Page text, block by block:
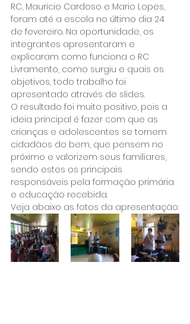
RC, Mauricio Cardoso e Mario Lopes,
foram até a escola no último dia 24
de fevereiro. Na oportunidade, os
integrantes apresentaram e
explicaram como funciona o RC
Livramento, como surgiu e quais os
objetivos, todo trabalho foi
apresentado através de slides.
O resultado foi muito positivo, pois a
ideia principal é fazer com que as
crianças e adolescentes se tornem
cidadãos do bem, que pensem no
próximo e valorizem seus familiares,
sendo estes os principais
responsáveis pela formação primária
e educação recebida.
Veja abaixo as fotos da apresentação: